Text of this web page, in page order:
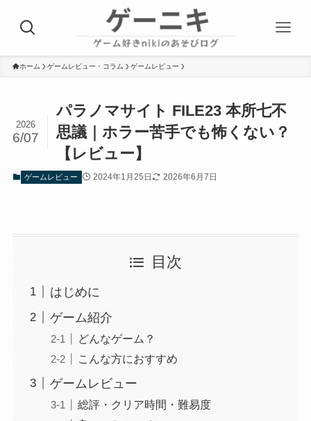
ホーム ゲームレビュー・コラム ゲームレビュー
パラノマサイト FILE23 本所七不
思議｜ホラー苦手でも怖くない？
【レビュー】
2026
6/07
ゲームレビュー 2024年1月25日 2026年6月7日
目次
はじめに
ゲーム紹介
どんなゲーム？
こんな方におすすめ
ゲームレビュー
総評・クリア時間・難易度